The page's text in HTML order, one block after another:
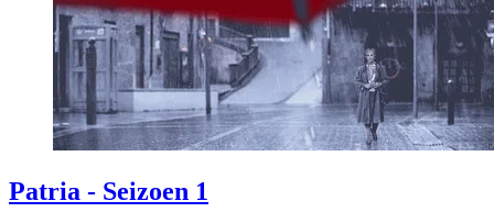
Patria - Seizoen 1